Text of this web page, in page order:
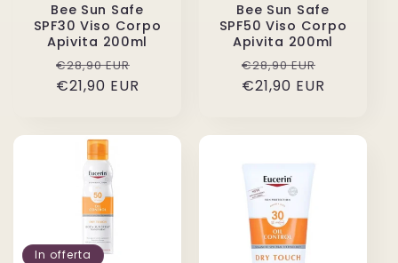
Bee Sun Safe
SPF30 Viso Corpo
Apivita 200ml
Prezzo
di
€28,90 EUR
€21,90 EUR
Bee Sun Safe
SPF50 Viso Corpo
Apivita 200ml
Prezzo
di
€28,90 EUR
€21,90 EUR
In offerta